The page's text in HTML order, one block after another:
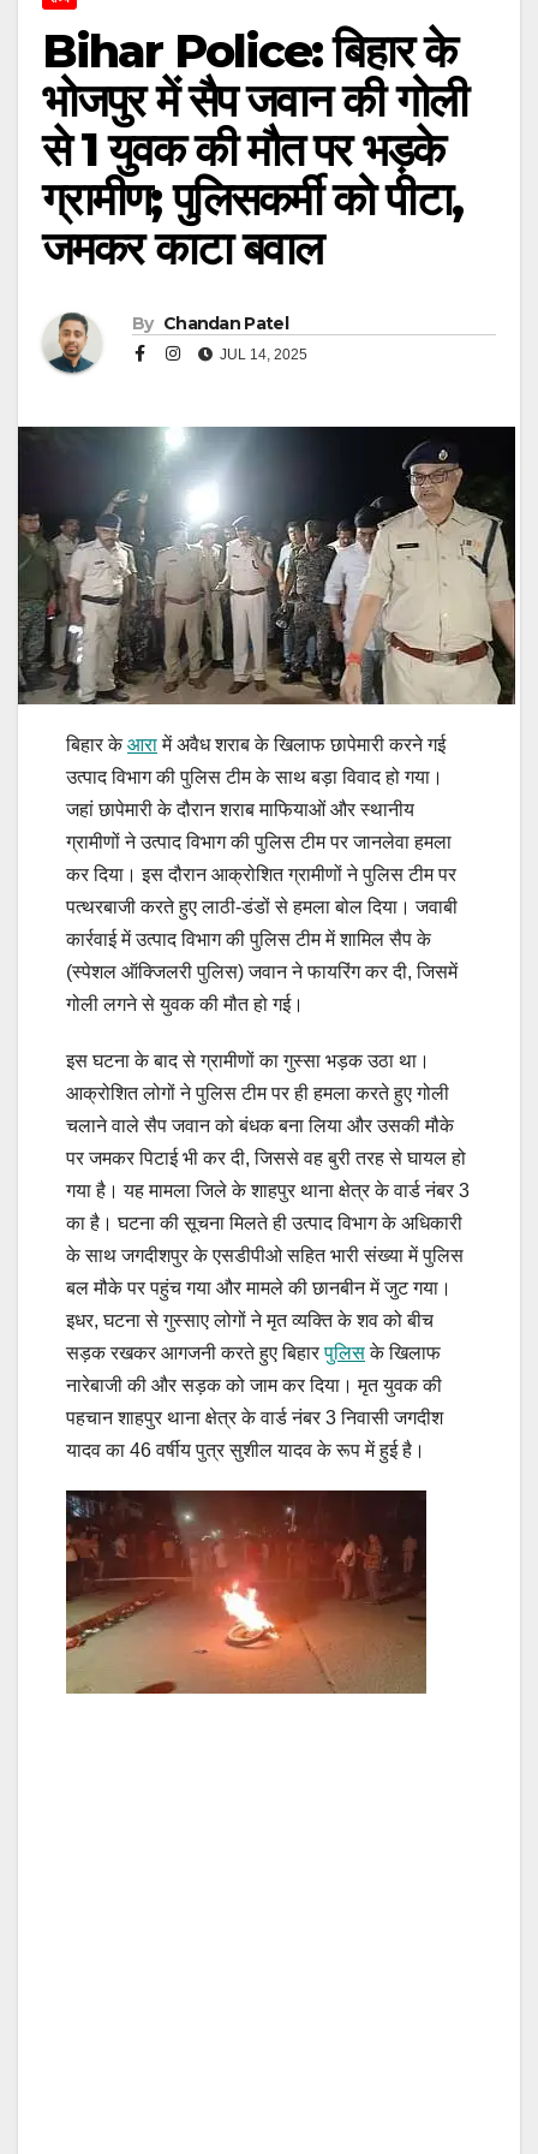
Bihar Police: बिहार के
भोजपुर में सैप जवान की गोली
से 1 युवक की मौत पर भड़के
ग्रामीण; पुलिसकर्मी को पीटा,
जमकर काटा बवाल
By Chandan Patel
JUL 14, 2025
बिहार केआरामें अवैध शराब के खिलाफ छापेमारी करने गई
उत्पाद विभाग की पुलिस टीम के साथ बड़ा विवाद हो गया।
जहां छापेमारी के दौरान शराब माफियाओं और स्थानीय
ग्रामीणों ने उत्पाद विभाग की पुलिस टीम पर जानलेवा हमला
कर दिया। इस दौरान आक्रोशित ग्रामीणों ने पुलिस टीम पर
पत्थरबाजी करते हुए लाठी-डंडों से हमला बोल दिया। जवाबी
कार्रवाई में उत्पाद विभाग की पुलिस टीम में शामिल सैप के
(स्पेशल ऑक्जिलरी पुलिस) जवान ने फायरिंग कर दी, जिसमें
गोली लगने से युवक की मौत हो गई।
इस घटना के बाद से ग्रामीणों का गुस्सा भड़क उठा था।
आक्रोशित लोगों ने पुलिस टीम पर ही हमला करते हुए गोली
चलाने वाले सैप जवान को बंधक बना लिया और उसकी मौके
पर जमकर पिटाई भी कर दी, जिससे वह बुरी तरह से घायल हो
गया है। यह मामला जिले के शाहपुर थाना क्षेत्र के वार्ड नंबर 3
का है। घटना की सूचना मिलते ही उत्पाद विभाग के अधिकारी
के साथ जगदीशपुर के एसडीपीओ सहित भारी संख्या में पुलिस
बल मौके पर पहुंच गया और मामले की छानबीन में जुट गया।
इधर, घटना से गुस्साए लोगों ने मृत व्यक्ति के शव को बीच
सड़क रखकर आगजनी करते हुए बिहारपुलिसके खिलाफ
नारेबाजी की और सड़क को जाम कर दिया। मृत युवक की
पहचान शाहपुर थाना क्षेत्र के वार्ड नंबर 3 निवासी जगदीश
यादव का 46 वर्षीय पुत्र सुशील यादव के रूप में हुई है।